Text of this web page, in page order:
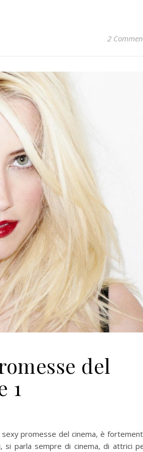
2
del
1
promesse del cinema, è
si parla sempre di cinema, di attrici